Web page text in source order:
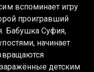
вспоминает игру
проигравший
Бабушка Суфия,
начинает
детским